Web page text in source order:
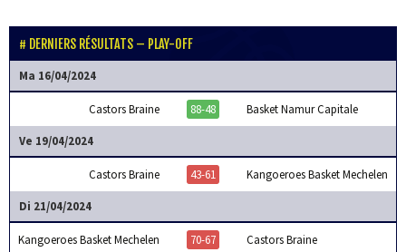
DERNIERS RÉSULTATS – PLAY-OFF
Ma 16/04/2024
Castors Braine 88-48 Basket Namur Capitale
Ve 19/04/2024
Castors Braine 43-61 Kangoeroes Basket Mechelen
Di 21/04/2024
Kangoeroes Basket Mechelen 70-67 Castors Braine